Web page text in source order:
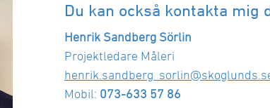
Du kan också kontakta
Henrik Sandberg Sörlin
Projektledare Måleri
Mobil: 073-633 57 86